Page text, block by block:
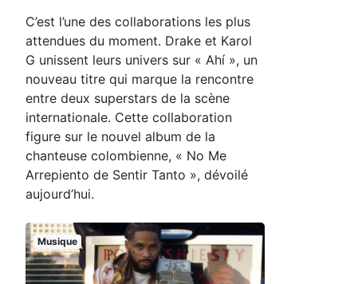
C’est l’une des collaborations les plus
attendues du moment. Drake et Karol
G unissent leurs univers sur « Ahí », un
nouveau titre qui marque la rencontre
entre deux superstars de la scène
internationale. Cette collaboration
figure sur le nouvel album de la
chanteuse colombienne, « No Me
Arrepiento de Sentir Tanto », dévoilé
aujourd’hui.
Musique